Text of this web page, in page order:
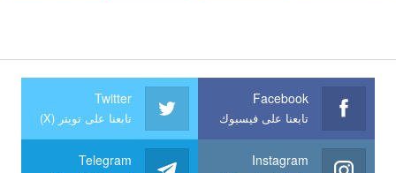
Facebook
تابعنا على فيسبوك
Twitter
تابعنا على تويتر (X)
Instagram
Telegram